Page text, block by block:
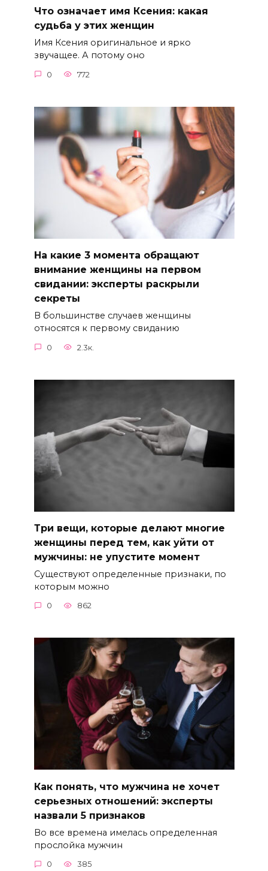
Что означает имя Ксения: какая
судьба у этих женщин
Имя Ксения оригинальное и ярко
звучащее. А потому оно
0 772
На какие 3 момента обращают
внимание женщины на первом
свидании: эксперты раскрыли
секреты
В большинстве случаев женщины
относятся к первому свиданию
0 2.3к.
Три вещи, которые делают многие
женщины перед тем, как уйти от
мужчины: не упустите момент
Существуют определенные признаки, по
которым можно
0 862
Как понять, что мужчина не хочет
серьезных отношений: эксперты
назвали 5 признаков
Во все времена имелась определенная
прослойка мужчин
0 385